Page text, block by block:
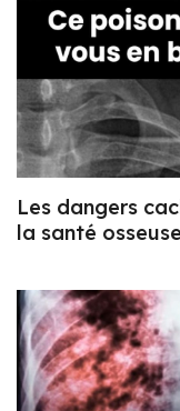
Les dangers
la santé osseuse